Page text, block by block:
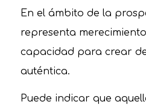
En el ámbito de la
representa
capacidad para crear
auténtica.
Puede indicar que